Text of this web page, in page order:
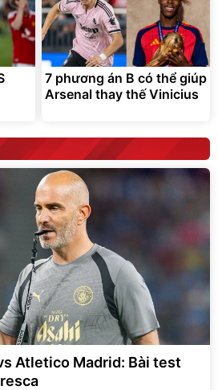
7 phương án B có thể giúp
Arsenal thay thế Vinicius
Atletico Madrid: Bài test